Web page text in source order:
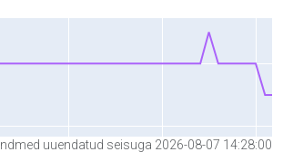
uuendatud seisuga 2026-08-07 14:28:00